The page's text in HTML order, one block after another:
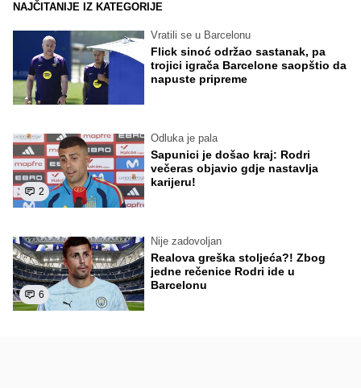
NAJČITANIJE IZ KATEGORIJE
Vratili se u Barcelonu
Flick sinoć održao sastanak, pa
trojici igrača Barcelone saopštio da
napuste pripreme
2
Odluka je pala
Sapunici je došao kraj: Rodri
večeras objavio gdje nastavlja
karijeru!
6
Nije zadovoljan
Realova greška stoljeća?! Zbog
jedne rečenice Rodri ide u
Barcelonu